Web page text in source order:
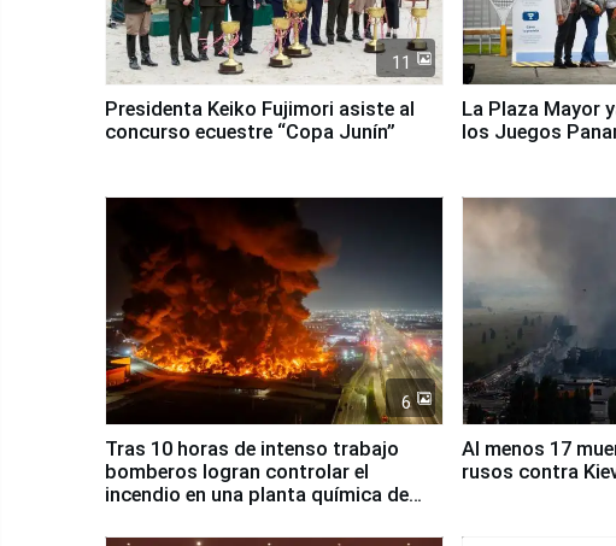
11
Presidenta Keiko Fujimori asiste al
concurso ecuestre “Copa Junín”
La Plaza Mayor
los Juegos
6
Tras 10 horas de intenso trabajo
bomberos logran controlar el
incendio en una planta química de
Al menos 17
rusos contra